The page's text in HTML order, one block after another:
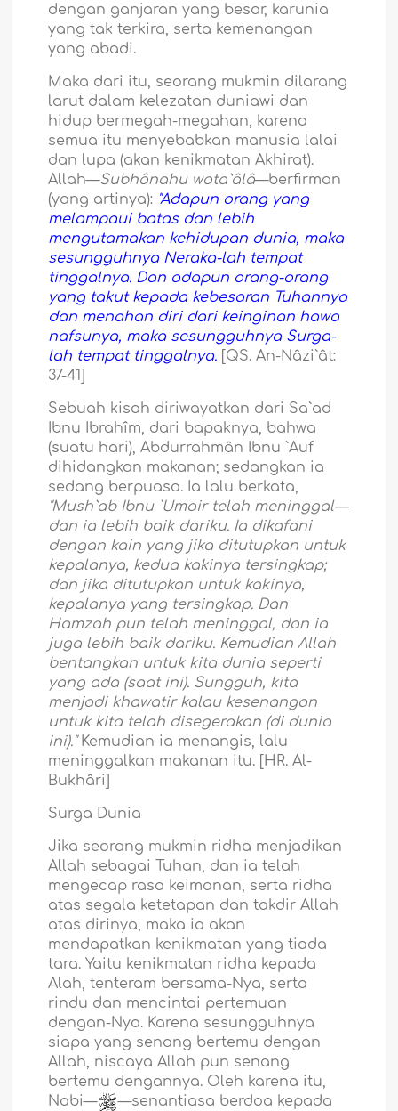
dengan ganjaran yang besar, karunia
yang tak terkira, serta kemenangan
yang abadi.
Maka dari itu, seorang mukmin dilarang
larut dalam kelezatan duniawi dan
hidup bermegah-megahan, karena
semua itu menyebabkan manusia lalai
dan lupa (akan kenikmatan Akhirat).
Allah—Subhânahu wata`âlâ—berfirman
(yang artinya): "Adapun orang yang
melampaui batas dan lebih
mengutamakan kehidupan dunia, maka
sesungguhnya Neraka-lah tempat
tinggalnya. Dan adapun orang-orang
yang takut kepada kebesaran Tuhannya
dan menahan diri dari keinginan hawa
nafsunya, maka sesungguhnya Surga-
lah tempat tinggalnya. [QS. An-Nâzi`ât:
37-41]
Sebuah kisah diriwayatkan dari Sa`ad
Ibnu Ibrahîm, dari bapaknya, bahwa
(suatu hari), Abdurrahmân Ibnu `Auf
dihidangkan makanan; sedangkan ia
sedang berpuasa. Ia lalu berkata,
"Mush`ab Ibnu `Umair telah meninggal—
dan ia lebih baik dariku. Ia dikafani
dengan kain yang jika ditutupkan untuk
kepalanya, kedua kakinya tersingkap;
dan jika ditutupkan untuk kakinya,
kepalanya yang tersingkap. Dan
Hamzah pun telah meninggal, dan ia
juga lebih baik dariku. Kemudian Allah
bentangkan untuk kita dunia seperti
yang ada (saat ini). Sungguh, kita
menjadi khawatir kalau kesenangan
untuk kita telah disegerakan (di dunia
ini)."Kemudian ia menangis, lalu
meninggalkan makanan itu. [HR. Al-
Bukhâri]
Surga Dunia
Jika seorang mukmin ridha menjadikan
Allah sebagai Tuhan, dan ia telah
mengecap rasa keimanan, serta ridha
atas segala ketetapan dan takdir Allah
atas dirinya, maka ia akan
mendapatkan kenikmatan yang tiada
tara. Yaitu kenikmatan ridha kepada
Alah, tenteram bersama-Nya, serta
rindu dan mencintai pertemuan
dengan-Nya. Karena sesungguhnya
siapa yang senang bertemu dengan
Allah, niscaya Allah pun senang
bertemu dengannya. Oleh karena itu,
Nabi—
—senantiasa berdoa kepada